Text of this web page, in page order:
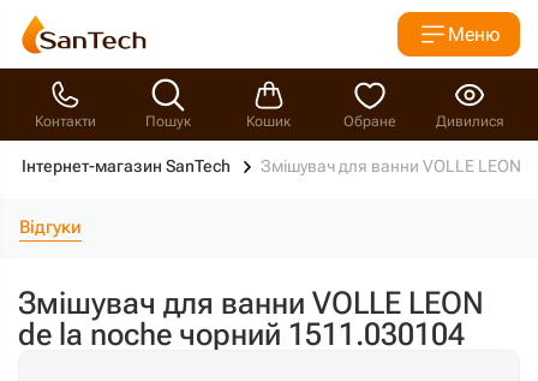
Меню
Контакти Пошук Кошик Обране Дивилися
Інтернет-магазин SanTech Змішувач для ванни VOLLE LEON
Відгуки
Змішувач для ванни VOLLE LEON
de la noche чорний 1511.030104